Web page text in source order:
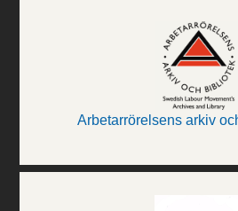
Arbetarrörelsens arkiv